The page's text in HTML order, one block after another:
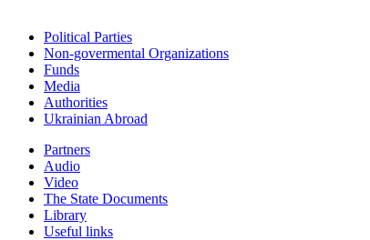
Political Parties
Non-govermental Organizations
Funds
Мedia
Authorities
Ukrainian Abroad
Partners
Audio
Video
The State Documents
Library
Useful links